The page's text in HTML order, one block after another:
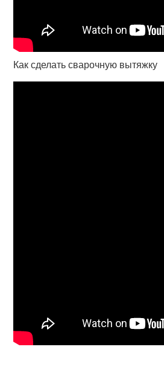
Как сделать сварочную вытяжку